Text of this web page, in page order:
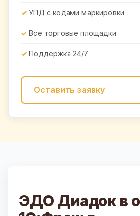
УПД с кодами маркировки
Все торговые площадки
Поддержка 24/7
Оставить заявку
ЭДО Диадок в